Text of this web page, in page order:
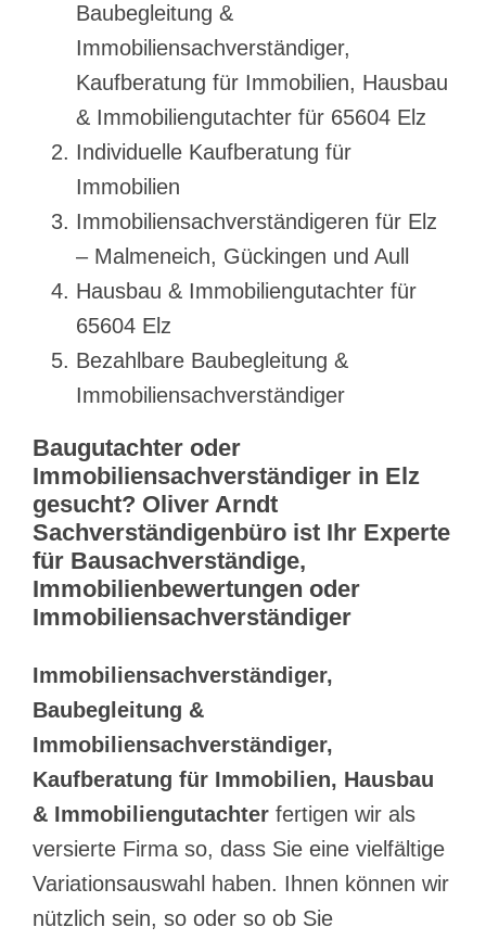
Baubegleitung &
Immobiliensachverständiger,
Kaufberatung für Immobilien, Hausbau
& Immobiliengutachter für 65604 Elz
Individuelle Kaufberatung für
Immobilien
Immobiliensachverständigeren für Elz
– Malmeneich, Gückingen und Aull
Hausbau & Immobiliengutachter für
65604 Elz
Bezahlbare Baubegleitung &
Immobiliensachverständiger
Baugutachter oder
Immobiliensachverständiger in Elz
gesucht? Oliver Arndt
Sachverständigenbüro ist Ihr Experte
für Bausachverständige,
Immobilienbewertungen oder
Immobiliensachverständiger
Immobiliensachverständiger,
Baubegleitung &
Immobiliensachverständiger,
Kaufberatung für Immobilien, Hausbau
& Immobiliengutachter fertigen wir als
versierte Firma so, dass Sie eine vielfältige
Variationsauswahl haben. Ihnen können wir
nützlich sein, so oder so ob Sie